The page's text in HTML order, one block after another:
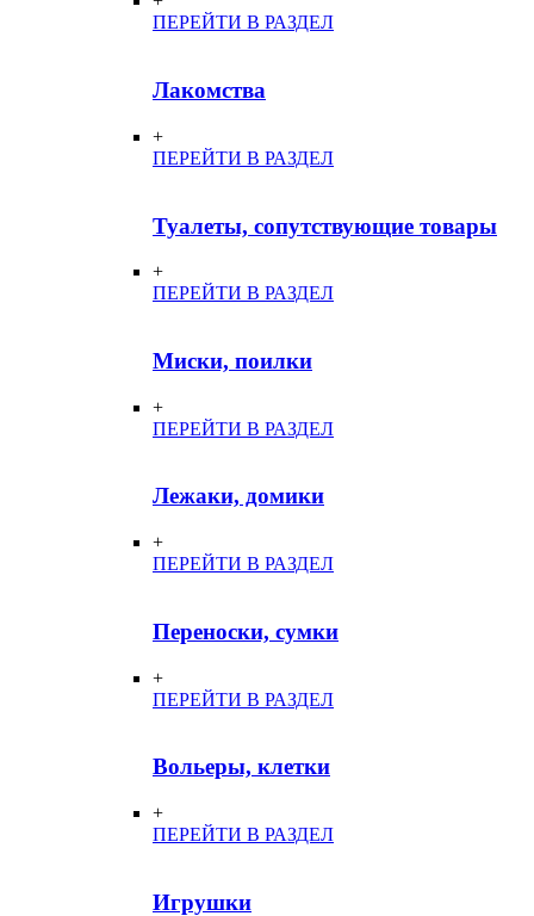
ПЕРЕЙТИ В РАЗДЕЛ
Лакомства
+
ПЕРЕЙТИ В РАЗДЕЛ
Туалеты, сопутствующие товары
+
ПЕРЕЙТИ В РАЗДЕЛ
Миски, поилки
+
ПЕРЕЙТИ В РАЗДЕЛ
Лежаки, домики
+
ПЕРЕЙТИ В РАЗДЕЛ
Переноски, сумки
+
ПЕРЕЙТИ В РАЗДЕЛ
Вольеры, клетки
+
ПЕРЕЙТИ В РАЗДЕЛ
Игрушки